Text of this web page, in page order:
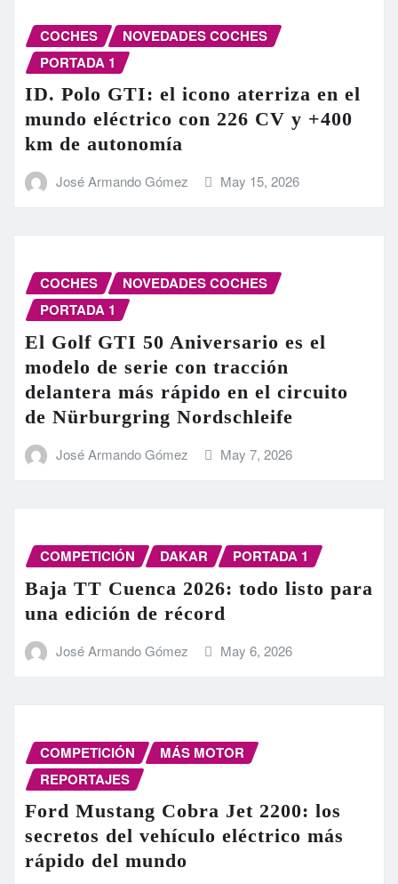
COCHES
NOVEDADES COCHES
PORTADA 1
ID. Polo GTI: el icono aterriza en el
mundo eléctrico con 226 CV y +400
km de autonomía
José Armando Gómez May 15, 2026
COCHES
NOVEDADES COCHES
PORTADA 1
El Golf GTI 50 Aniversario es el
modelo de serie con tracción
delantera más rápido en el circuito
de Nürburgring Nordschleife
José Armando Gómez May 7, 2026
COMPETICIÓN DAKAR PORTADA 1
Baja TT Cuenca 2026: todo listo para
una edición de récord
José Armando Gómez May 6, 2026
COMPETICIÓN
MÁS MOTOR
REPORTAJES
Ford Mustang Cobra Jet 2200: los
secretos del vehículo eléctrico más
rápido del mundo